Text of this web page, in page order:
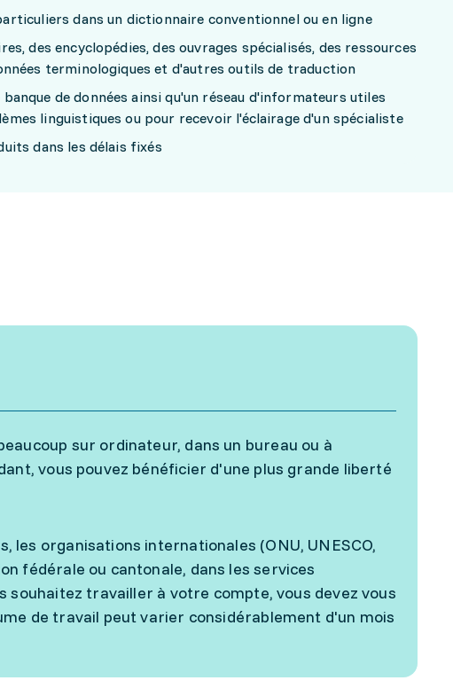
dans un dictionnaire conventionnel ou en ligne
des encyclopédies, des ouvrages spécialisés, des ressources
terminologiques et d'autres outils de traduction
de données ainsi qu'un réseau d'informateurs utiles
linguistiques ou pour recevoir l'éclairage d'un spécialiste
dans les délais fixés
sur ordinateur, dans un bureau ou à
vous pouvez bénéficier d'une plus grande liberté
les organisations internationales (ONU, UNESCO,
fédérale ou cantonale, dans les services
souhaitez travailler à votre compte, vous devez vous
de travail peut varier considérablement d'un mois